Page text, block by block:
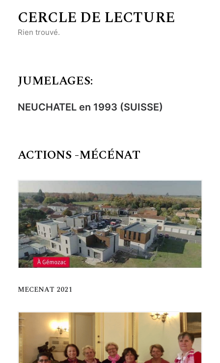
CERCLE DE LECTURE
Rien trouvé.
JUMELAGES:
NEUCHATEL en 1993 (SUISSE)
ACTIONS -MÉCÉNAT
MECENAT 2021